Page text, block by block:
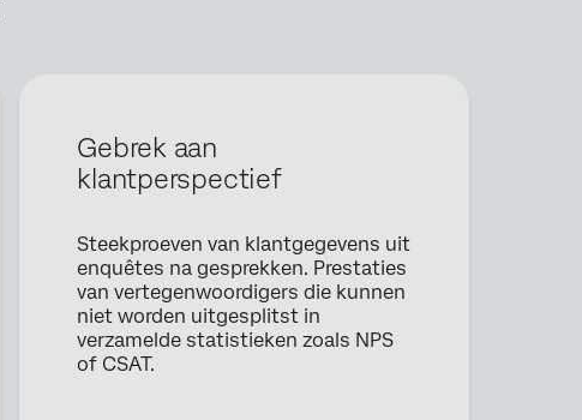
Gebrek aan
klantperspectief
Steekproeven van klantgegevens uit
enquêtes na gesprekken. Prestaties
van vertegenwoordigers die kunnen
niet worden uitgesplitst in
verzamelde statistieken zoals NPS
of CSAT.